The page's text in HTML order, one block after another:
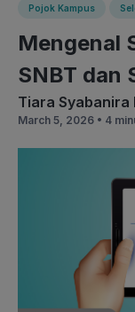
Pojok Kampus
Mengenal
SNBT dan
Tiara Syabanira
March 5, 2026 • 4